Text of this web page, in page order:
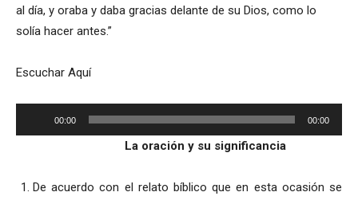
al día, y oraba y daba gracias delante de su Dios, como lo
solía hacer antes.”
Escuchar Aquí
de
00:00 00:00
La oración y su significancia
De acuerdo con el relato bíblico que en esta ocasión se